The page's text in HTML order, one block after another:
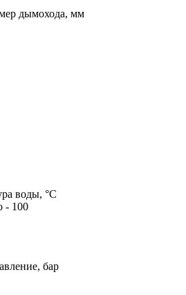
дымохода, мм
воды, °C
- 100
бар